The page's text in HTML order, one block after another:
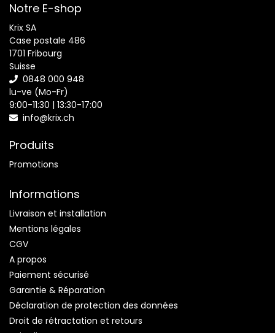
Notre E-shop
Krix SA
Case postale 486
1701 Fribourg
Suisse
0848 000 948
lu-ve (Mo-Fr)
9:00-11:30 | 13:30-17:00
info@krix.ch
Produits
Promotions
Informations
Livraison et installation
Mentions légales
CGV
A propos
Paiement sécurisé
Garantie & Réparation
Déclaration de protection des données
Droit de rétractation et retours